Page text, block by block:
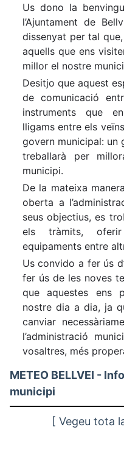
Us dono la
l’Ajuntament de
dissenyat per tal
aquells que ens
millor el nostre
Desitjo que aquest
de comunicació
instruments que
lligams entre els
govern municipal: un
treballarà per
municipi.
De la mateixa
oberta a
seus objectius, es
els tràmits,
equipaments entre
Us convido a fer ús
fer ús de les noves
que aquestes ens
nostre dia a dia, ja
canviar
l’administració
vosaltres, més
METEO BELLVEI -
municipi
[ Vegeu tota